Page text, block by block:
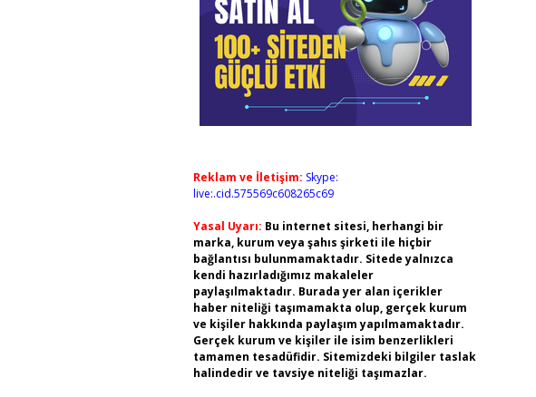
Reklam ve İletişim: Skype:
live:.cid.575569c608265c69
Yasal Uyarı: Bu internet sitesi, herhangi bir
marka, kurum veya şahıs şirketi ile hiçbir
bağlantısı bulunmamaktadır. Sitede yalnızca
kendi hazırladığımız makaleler
paylaşılmaktadır. Burada yer alan içerikler
haber niteliği taşımamakta olup, gerçek kurum
ve kişiler hakkında paylaşım yapılmamaktadır.
Gerçek kurum ve kişiler ile isim benzerlikleri
tamamen tesadüfidir. Sitemizdeki bilgiler taslak
halindedir ve tavsiye niteliği taşımazlar.